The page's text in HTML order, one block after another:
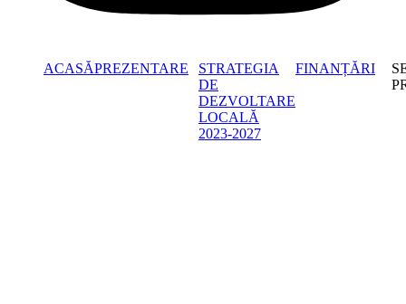
ACASĂPREZENTARE
STRATEGIA
DE
DEZVOLTARE
LOCALĂ
2023-2027
FINANȚĂRI